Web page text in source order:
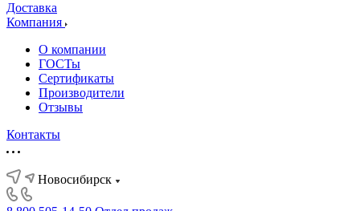
Доставка
Компания
О компании
ГОСТы
Сертификаты
Производители
Отзывы
Контакты
Новосибирск